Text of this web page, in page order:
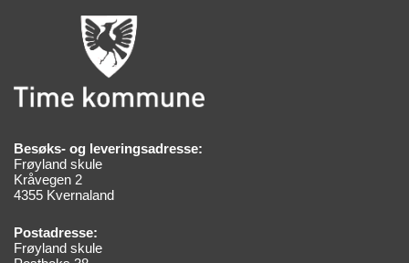
Besøks- og leveringsadresse:
Frøyland skule
Kråvegen 2
4355 Kvernaland
Postadresse:
Frøyland skule